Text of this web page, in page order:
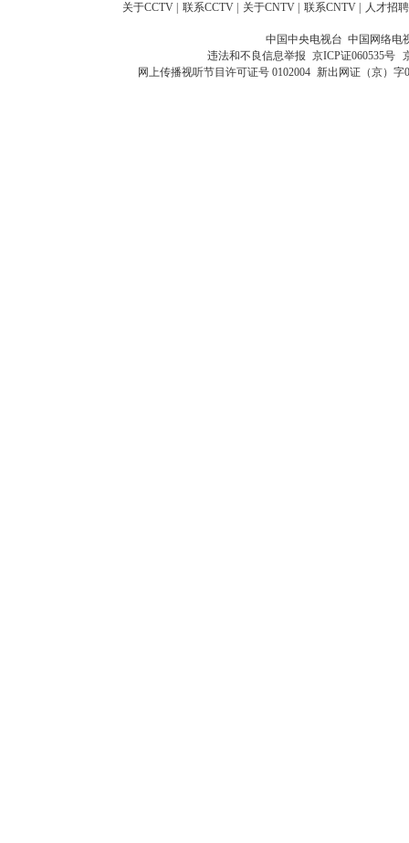
关于CCTV 联系CCTV 关于CNTV 联系CNTV 人才招聘
中国中央电视台 中国网络电
违法和不良信息举报 京ICP证060535号
网上传播视听节目许可证号 0102004 新出网证（京）